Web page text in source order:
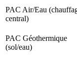
PAC Air/Eau
central)
PAC Géothermique
(sol/eau)